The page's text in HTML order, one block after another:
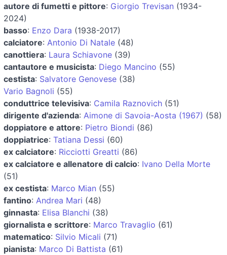
autore di fumetti e pittore: Giorgio Trevisan (1934-
2024)
basso: Enzo Dara (1938-2017)
calciatore: Antonio Di Natale (48)
canottiera: Laura Schiavone (39)
cantautore e musicista: Diego Mancino (55)
cestista: Salvatore Genovese (38)
Vario Bagnoli (55)
conduttrice televisiva: Camila Raznovich (51)
dirigente d'azienda: Aimone di Savoia-Aosta (1967) (58)
doppiatore e attore: Pietro Biondi (86)
doppiatrice: Tatiana Dessi (60)
ex calciatore: Ricciotti Greatti (86)
ex calciatore e allenatore di calcio: Ivano Della Morte
(51)
ex cestista: Marco Mian (55)
fantino: Andrea Mari (48)
ginnasta: Elisa Blanchi (38)
giornalista e scrittore: Marco Travaglio (61)
matematico: Silvio Micali (71)
pianista: Marco Di Battista (61)